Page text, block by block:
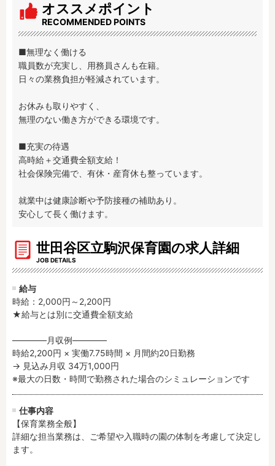
オススメポイント
RECOMMENDED POINTS
■無理なく働ける
職員数が充実し、用務員さんも在籍。
日々の業務負担が軽減されています。
お休みも取りやすく、
無理のない働き方ができる環境です。
■充実の待遇
高時給＋交通費全額支給！
社会保険完備で、有休・産育休も整っています。
就業中は健康診断や予防接種の補助あり。
安心して長く働けます。
世田谷区立駒沢保育園の求人詳細
JOB DETAILS
給与
時給：2,000円～2,200円
★給与とは別に交通費全額支給
――――月収例――――
時給2,200円 × 実働7.75時間 × 月間約20日勤務
→ 見込み月収 34万1,000円
※最大の日数・時間で勤務された場合のシミュレーションです
仕事内容
【保育業務全般】
詳細な担当業務は、ご希望や入職時の園の体制を考慮して決定し
ます。
小規模認可保育園
認可外保育園
病院内保育所
事業所内保育所
学童保育施設
子育て支援センター
児童発達支援事業所
放課後等デイサービ
テンダーの運営施設
その他施設
特徴
時間固定
土日祝休み
13時までのお仕事
15時までのお仕事
13時以降スタート
実働5時間以内
週3日以内
土日祝のお仕事
夜勤のお仕事
時給1600円～
書類対応なし
社会保険完備
資格不問
オープニング求人
小規模保育園
株式会社
単発保育士として働
く！
月収見込み